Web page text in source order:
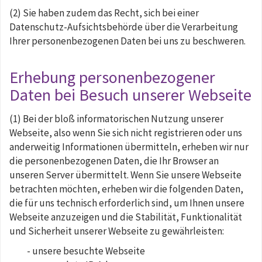
(2) Sie haben zudem das Recht, sich bei einer
Datenschutz-Aufsichtsbehörde über die Verarbeitung
Ihrer personenbezogenen Daten bei uns zu beschweren.
Erhebung personenbezogener
Daten bei Besuch unserer Webseite
(1) Bei der bloß informatorischen Nutzung unserer
Webseite, also wenn Sie sich nicht registrieren oder uns
anderweitig Informationen übermitteln, erheben wir nur
die personenbezogenen Daten, die Ihr Browser an
unseren Server übermittelt. Wenn Sie unsere Webseite
betrachten möchten, erheben wir die folgenden Daten,
die für uns technisch erforderlich sind, um Ihnen unsere
Webseite anzuzeigen und die Stabilität, Funktionalität
und Sicherheit unserer Webseite zu gewährleisten:
- unsere besuchte Webseite